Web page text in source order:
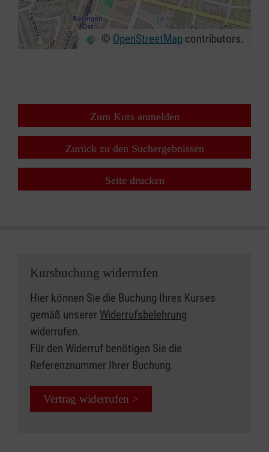
© OpenStreetMap contributors.
Zum Kurs anmelden
Zurück zu den Suchergebnissen
Seite drucken
Kursbuchung widerrufen
Hier können Sie die Buchung Ihres Kurses
gemäß unserer Widerrufsbelehrung
widerrufen.
Für den Widerruf benötigen Sie die
Referenznummer Ihrer Buchung.
Vertrag widerrufen >